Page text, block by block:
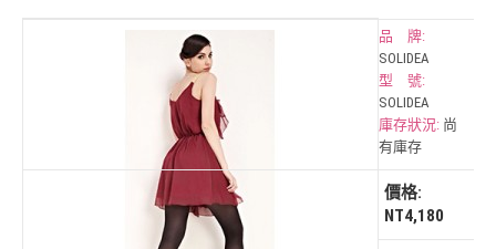
品 牌:
SOLIDEA
型 號:
SOLIDEA
庫存狀況: 尚
有庫存
價格:
NT4,180